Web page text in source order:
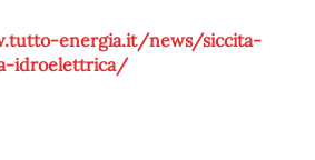
energia.it/news/siccita-
idroelettrica/